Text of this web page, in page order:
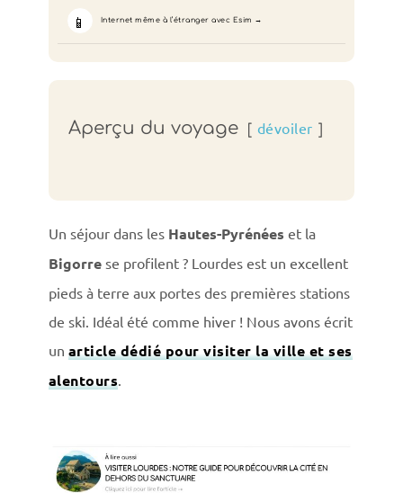
📱 Internet même à l’étranger avec Esim
Aperçu du voyage dévoiler
Un séjour dans les Hautes-Pyrénées et la
Bigorrese profilent ? Lourdes est un excellent
pieds à terre aux portes des premières stations
de ski. Idéal été comme hiver ! Nous avons écrit
un article dédié pour visiter la ville et ses
alentours.